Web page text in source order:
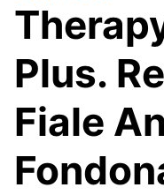
Plus.
Fiale